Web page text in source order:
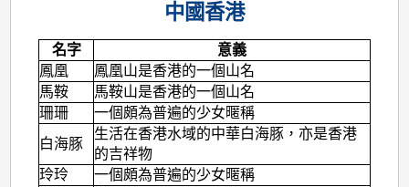
中國香港
名字
意義
鳳凰
鳳凰山是香港的一個山名
馬鞍
馬鞍山是香港的一個山名
珊珊
一個頗為普遍的少女暱稱
白海豚
生活在香港水域的中華白海豚，亦是香港
的吉祥物
玲玲
一個頗為普遍的少女暱稱